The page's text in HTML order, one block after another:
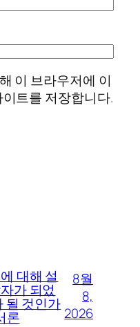
이 브라우저에 이
트를 저장합니다.
대해 설
가 되었
될 것인가
론
8월
8,
2026